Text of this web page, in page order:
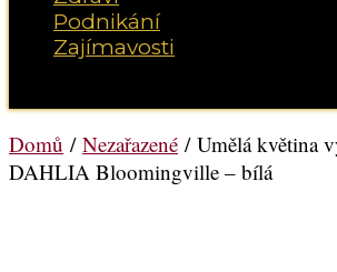
Podnikání
Zajímavosti
Domů / Nezařazené / Umělá květina
DAHLIA Bloomingville – bílá